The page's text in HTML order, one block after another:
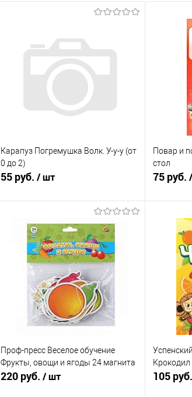
Карапуз Погремушка Волк. У-у-у (от
0 до 2)
55 руб. / шт
Купить в 1 клик
К сравнению
В избранное
Повар и
стол
75 руб.
В
Проф-пресс Веселое обучение
Фрукты, овощи и ягоды 24 магнита
220 руб. / шт
Крокодил
105 руб.